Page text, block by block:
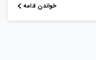
خواندن ادامه